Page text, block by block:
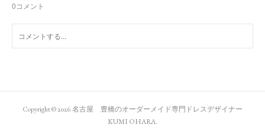
0コメント
Copyright ©2026名古屋 豊橋のオーダーメイド専門ドレスデザイナー
KUMI OHARA.